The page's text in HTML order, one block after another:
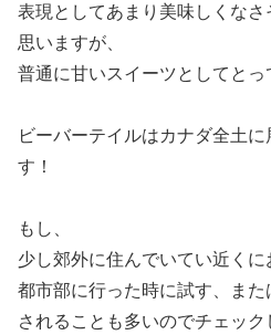
表現としてあまり美味しくな
思いますが、
普通に甘いスイーツとしてと
ビーバーテイルはカナダ全土
す！
もし、
少し郊外に住んでいてい近く
都市部に行った時に試す、ま
されることも多いのでチェッ